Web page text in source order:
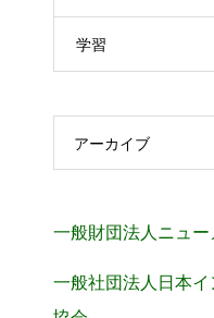
学習
アーカイブ
一般財団法人ニュ
一般社団法人日本